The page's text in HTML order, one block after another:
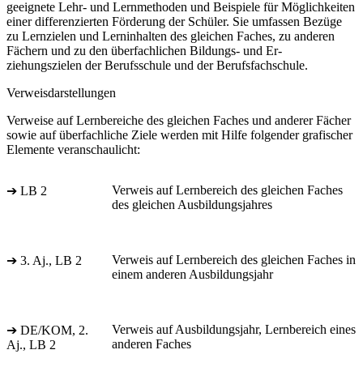
geeignete Lehr- und Lernmethoden und Beispiele für Möglichkeiten
einer differenzierten Förderung der Schüler. Sie umfassen Bezüge
zu Lernzielen und Lerninhalten des gleichen Faches, zu anderen
Fächern und zu den überfachlichen Bildungs- und Er-
ziehungszielen der Berufsschule und der Berufsfachschule.
Verweisdarstellungen
Verweise auf Lernbereiche des gleichen Faches und anderer Fächer
sowie auf überfachliche Ziele werden mit Hilfe folgender grafischer
Elemente veranschaulicht:
➔ LB 2
Verweis auf Lernbereich des gleichen Faches
des gleichen Ausbildungsjahres
➔ 3. Aj., LB 2
Verweis auf Lernbereich des gleichen Faches in
einem anderen Ausbildungsjahr
➔ DE/KOM, 2.
Aj., LB 2
Verweis auf Ausbildungsjahr, Lernbereich eines
anderen Faches